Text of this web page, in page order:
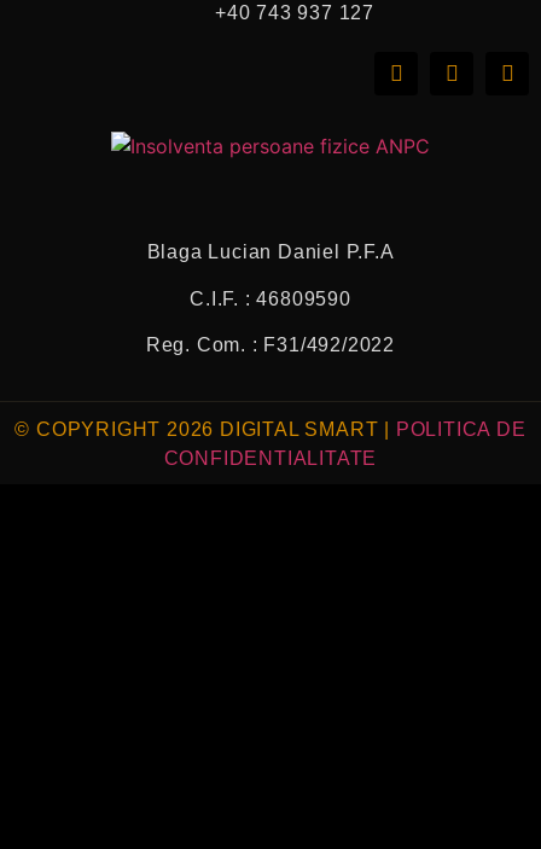
+40 743 937 127
Blaga Lucian Daniel P.F.A
C.I.F. : 46809590
Reg. Com. : F31/492/2022
© COPYRIGHT 2026 DIGITAL SMART |
POLITICA DE
CONFIDENTIALITATE